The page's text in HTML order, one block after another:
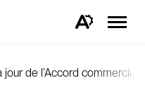
Ouvrez
d'accessibilité.
la
jour de l’Accord commercial